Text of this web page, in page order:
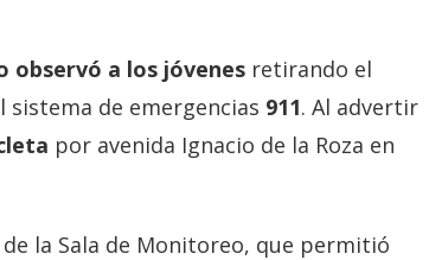
observó a los jóvenes retirando el
de emergencias 911. Al advertir
por avenida Ignacio de la Roza en
la Sala de Monitoreo, que permitió